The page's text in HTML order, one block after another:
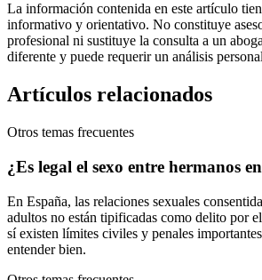
La información contenida en este artículo
informativo y orientativo. No constituye
profesional ni sustituye la consulta a un
diferente y puede requerir un análisis
Artículos relacionados
Otros temas frecuentes
¿Es legal el sexo entre hermanos
En España, las relaciones sexuales
adultos no están tipificadas como delito por
sí existen límites civiles y penales
entender bien.